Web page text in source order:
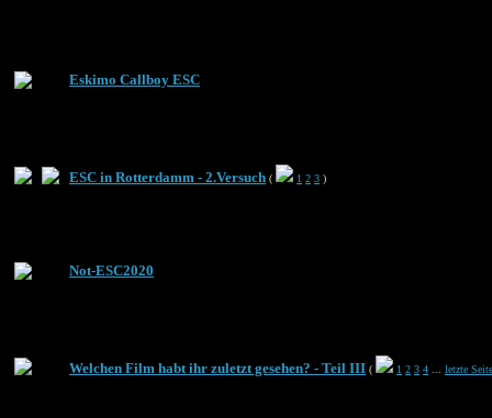
Eskimo Callboy ESC
ESC in Rotterdamm - 2.Versuch ( 1 2 3 )
Not-ESC2020
Welchen Film habt ihr zuletzt gesehen? - Teil III ( 1 2 3 4 letzte Seite